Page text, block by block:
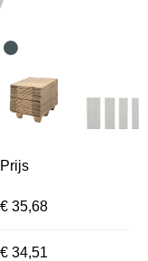
Prijs
€ 35,68
€ 34,51